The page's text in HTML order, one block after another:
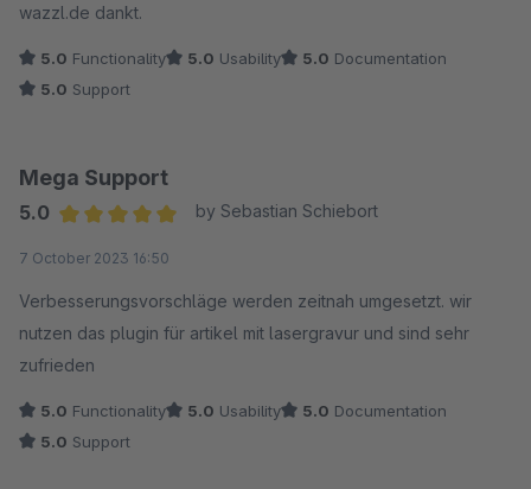
wazzl.de dankt.
5.0 Functionality 5.0 Usability 5.0 Documentation
5.0 Support
Mega Support
5.0
by Sebastian Schiebort
7 October 2023 16:50
Verbesserungsvorschläge werden zeitnah umgesetzt. wir
nutzen das plugin für artikel mit lasergravur und sind sehr
zufrieden
5.0 Functionality 5.0 Usability 5.0 Documentation
5.0 Support